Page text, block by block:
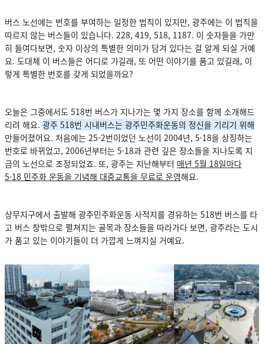
버스 노선에는 번호를 부여하는 일정한 법칙이 있지만, 광주에는 이 법칙을
따르지 않는 버스들이 있습니다. 228, 419, 518, 1187. 이 숫자들을 가만
히 들여다보면, 숫자 이상의 특별한 의미가 담겨 있다는 걸 알게 되실 거예
요. 도대체 이 버스들은 어디로 가길래, 또 어떤 이야기를 품고 있길래, 이
렇게 특별한 번호를 갖게 되었을까요?
오늘은 그중에서도 518번 버스가 지나가는 몇 가지 장소를 함께 소개해드
리려 해요. 광주 518번 시내버스는 광주민주화운동의 정신을 기리기 위해
만들어졌어요. 처음에는 25-2번이었던 노선이 2004년, 5·18을 상징하는
번호로 바뀌었고, 2006년부터는 5·18과 관련 깊은 장소들을 지나도록 지
금의 노선으로 조정되었죠. 또, 광주는 지난해부터 매년 5월 18일마다
5·18 민주화 운동을 기념해 대중교통을 무료로 운영해요.
상무지구에서 출발해 광주민주화운동 사적지를 경유하는 518번 버스를 타
고 버스 창밖으로 펼쳐지는 골목과 장소들을 따라가다 보면, 광주라는 도시
가 품고 있는 이야기들이 더 가깝게 느껴지실 거예요.